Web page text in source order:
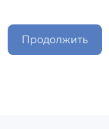
Продолжить